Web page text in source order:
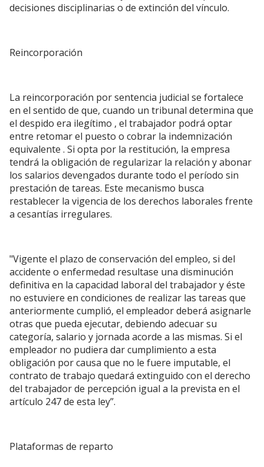
decisiones disciplinarias o de extinción del vínculo.
Reincorporación
La reincorporación por sentencia judicial se fortalece
en el sentido de que, cuando un tribunal determina que
el despido era ilegítimo , el trabajador podrá optar
entre retomar el puesto o cobrar la indemnización
equivalente . Si opta por la restitución, la empresa
tendrá la obligación de regularizar la relación y abonar
los salarios devengados durante todo el período sin
prestación de tareas. Este mecanismo busca
restablecer la vigencia de los derechos laborales frente
a cesantías irregulares.
"Vigente el plazo de conservación del empleo, si del
accidente o enfermedad resultase una disminución
definitiva en la capacidad laboral del trabajador y éste
no estuviere en condiciones de realizar las tareas que
anteriormente cumplió, el empleador deberá asignarle
otras que pueda ejecutar, debiendo adecuar su
categoría, salario y jornada acorde a las mismas. Si el
empleador no pudiera dar cumplimiento a esta
obligación por causa que no le fuere imputable, el
contrato de trabajo quedará extinguido con el derecho
del trabajador de percepción igual a la prevista en el
artículo 247 de esta ley”.
Plataformas de reparto